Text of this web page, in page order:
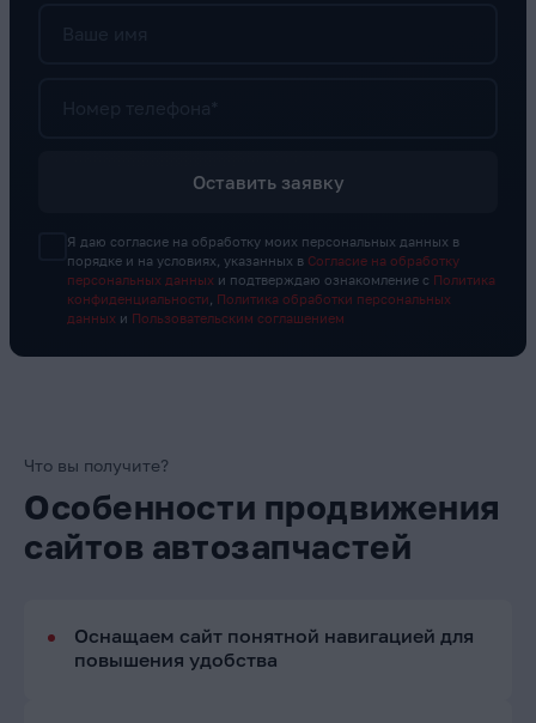
Оставить заявку
Я даю согласие на обработку моих персональных данных в
порядке и на условиях, указанных в Согласие на обработку
персональных данных и подтверждаю ознакомление с Политика
конфиденциальности
Политика обработки персональных
данных и Пользовательским соглашением
Что вы получите?
Особенности продвижения
сайтов автозапчастей
Оснащаем сайт понятной навигацией для
повышения удобства